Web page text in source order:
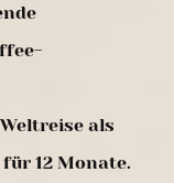
als
12 Monate.